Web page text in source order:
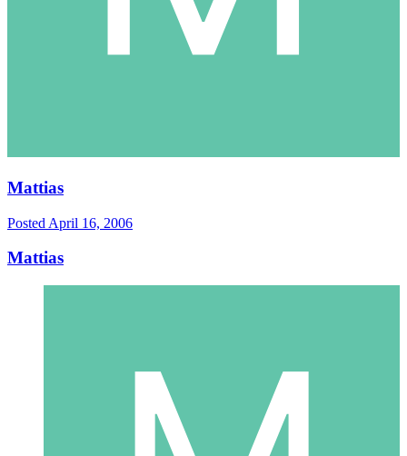
Mattias
Posted April 16, 2006
Mattias